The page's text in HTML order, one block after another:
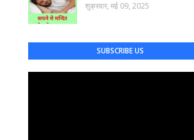
शुक्रवार, मई 09, 2025
SUBSCRIBE US